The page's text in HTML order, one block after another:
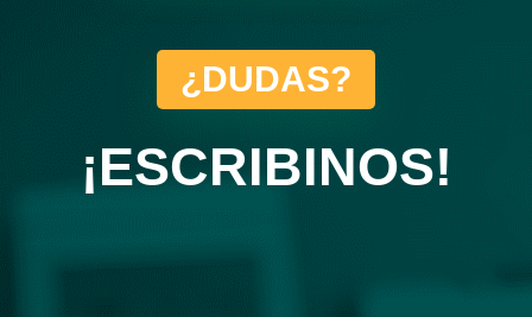
¿DUDAS?
¡ESCRIBINOS!